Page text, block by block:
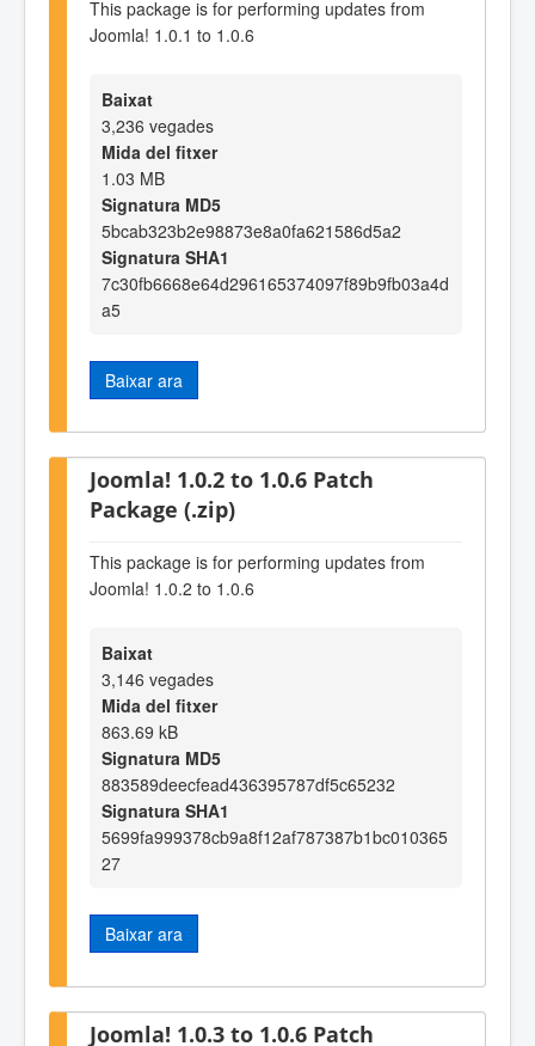
This package is for performing updates from
Joomla! 1.0.1 to 1.0.6
Baixat
3,236 vegades
Mida del fitxer
1.03 MB
Signatura MD5
5bcab323b2e98873e8a0fa621586d5a2
Signatura SHA1
7c30fb6668e64d296165374097f89b9fb03a4d
a5
Baixar ara
Joomla! 1.0.2 to 1.0.6 Patch
Package (.zip)
This package is for performing updates from
Joomla! 1.0.2 to 1.0.6
Baixat
3,146 vegades
Mida del fitxer
863.69 kB
Signatura MD5
883589deecfead436395787df5c65232
Signatura SHA1
5699fa999378cb9a8f12af787387b1bc010365
27
Baixar ara
Joomla! 1.0.3 to 1.0.6 Patch